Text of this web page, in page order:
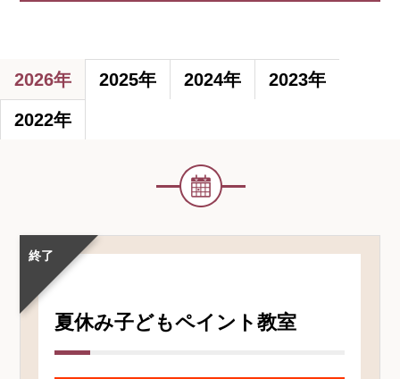
2026年 2025年 2024年 2023年
2022年
イ
ベ
ン
ト・
講
終了
夏休み子どもペイント教室